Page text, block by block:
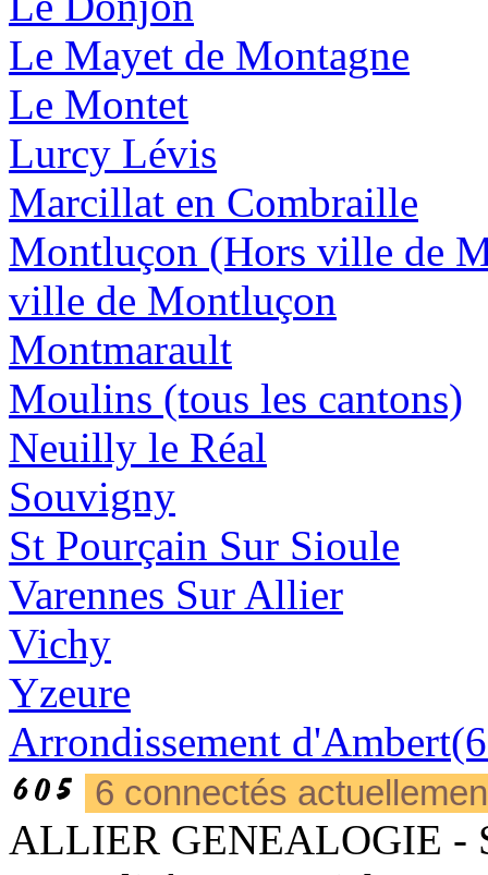
Le Mayet de Montagne
Le Montet
Lurcy Lévis
Marcillat en Combraille
Montluçon (Hors ville de
ville de Montluçon
Montmarault
Moulins (tous les cantons)
Neuilly le Réal
Souvigny
St Pourçain Sur Sioule
Varennes Sur Allier
Vichy
Yzeure
Arrondissement
6 connectés
ALLIER GENEALOGIE -